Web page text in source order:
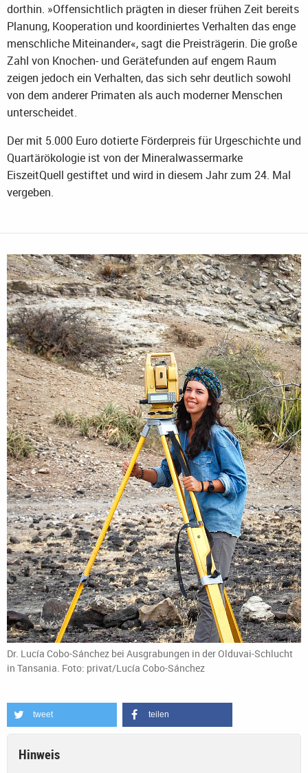
dorthin. »Offensichtlich prägten in dieser frühen Zeit bereits
Planung, Kooperation und koordiniertes Verhalten das enge
menschliche Miteinander«, sagt die Preisträgerin. Die große
Zahl von Knochen- und Gerätefunden auf engem Raum
zeigen jedoch ein Verhalten, das sich sehr deutlich sowohl
von dem anderer Primaten als auch moderner Menschen
unterscheidet.
Der mit 5.000 Euro dotierte Förderpreis für Urgeschichte und
Quartärökologie ist von der Mineralwassermarke
EiszeitQuell gestiftet und wird in diesem Jahr zum 24. Mal
vergeben.
Dr. Lucía Cobo-Sánchez bei Ausgrabungen in der Olduvai-Schlucht
in Tansania. Foto: privat/Lucía Cobo-Sánchez
tweet teilen
Hinweis